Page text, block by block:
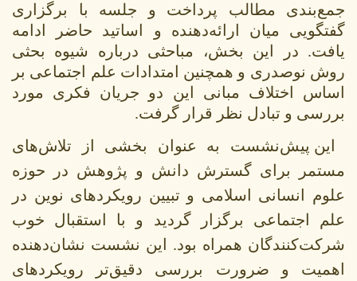
جمع‌بندی مطالب پرداخت و جلسه با برگزاری
گفتگویی میان ارائه‌دهنده و اساتید حاضر ادامه
یافت. در این بخش، مباحثی درباره شیوه بحثی
روش نوصدری و همچنین امتدادات علم اجتماعی بر
اساس اختلاف مبانی این دو جریان فکری مورد
بررسی و تبادل نظر قرار گرفت.
این پیش‌نشست به عنوان بخشی از تلاش‌های
مستمر برای گسترش دانش و پژوهش در حوزه
علوم انسانی اسلامی و تبیین رویکردهای نوین در
علم اجتماعی برگزار گردید و با استقبال خوب
شرکت‌کنندگان همراه بود. این نشست نشان‌دهنده
اهمیت و ضرورت بررسی دقیق‌تر رویکردهای